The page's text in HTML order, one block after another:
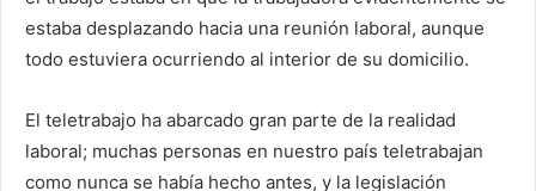
estaba desplazando hacia una reunión laboral, aunque
todo estuviera ocurriendo al interior de su domicilio.
El teletrabajo ha abarcado gran parte de la realidad
laboral; muchas personas en nuestro país teletrabajan
como nunca se había hecho antes, y la legislación